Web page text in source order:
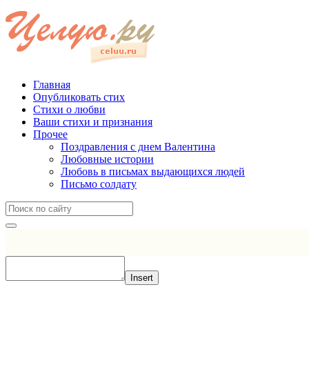
Главная
Опубликовать стих
Стихи о любви
Ваши стихи и признания
Прочее
Поздравления с днем Валентина
Любовные истории
Любовь в письмах выдающихся людей
Письмо солдату
Insert